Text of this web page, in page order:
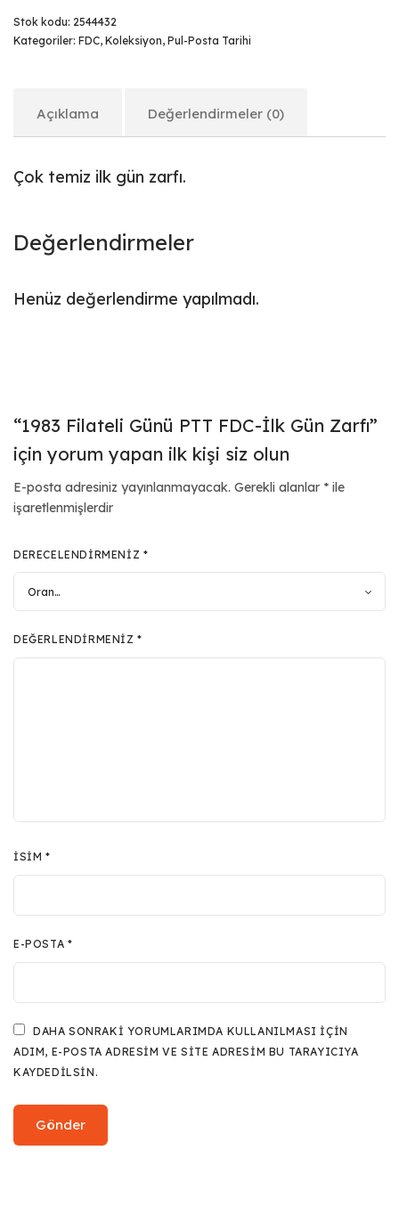
Stok kodu: 2544432
Kategoriler: FDC, Koleksiyon, Pul-Posta Tarihi
Açıklama Değerlendirmeler (0)
Çok temiz ilk gün zarfı.
Değerlendirmeler
Henüz değerlendirme yapılmadı.
“1983 Filateli Günü PTT FDC-İlk Gün Zarfı”
için yorum yapan ilk kişi siz olun
E-posta adresiniz yayınlanmayacak. Gerekli alanlar * ile
işaretlenmişlerdir
DERECELENDIRMENIZ *
DEĞERLENDIRMENIZ*
İSIM*
E-POSTA *
DAHA SONRAKI YORUMLARIMDA KULLANILMASI IÇIN
ADIM, E-POSTA ADRESIM VE SITE ADRESIM BU TARAYICIYA
KAYDEDILSIN.